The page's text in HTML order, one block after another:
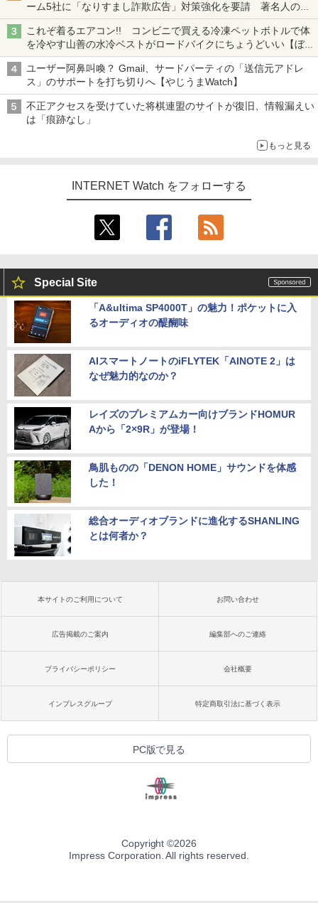
ーム5社に「なりすまし詐欺広告」対策強化を要請 著名人の写
真や映像を使った投資詐欺などへの対策として
これぞ着るエアコン!! コンビニで買える冷凍ペットボトルで体
を冷やす山善の水冷ベストがロードバイクにちょうどいい【ぼっ
ち・ざ・ろーど！その14】【空いた時間でなにしてる？】
ユーザー阿鼻叫喚？ Gmail、サードパーティの「送信元アドレ
ス」のサポートを打ち切りへ【やじうまWatch】
不正アクセスを受けていた将棋連盟のサイトが復旧、情報漏えい
は「痕跡なし」
もっと見る
INTERNET Watch をフォローする
Special Site
「A&ultima SP4000T」の魅力！ポケットに入
るオーディオの醍醐味
AIスマートノートのiFLYTEK「AINOTE 2」は
なぜ魅力的なのか？
レイズのプレミアムカー向けブランドHOMUR
Aから「2×9R」が登場！
鳥肌ものの「DENON HOME」サウンドを体感
した！
総合オーディオブランドに進化するSHANLING
とは何者か？
本サイトのご利用について お問い合わせ
広告掲載のご案内 編集部へのご連絡
プライバシーポリシー 会社概要
インプレスグループ 特定商取引法に基づく表示
PC版で見る
Copyright ©2026
Impress Corporation. All rights reserved.